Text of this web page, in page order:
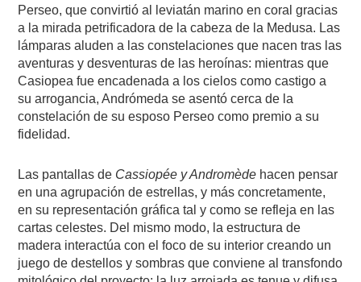
Perseo, que convirtió al leviatán marino en coral gracias
a la mirada petrificadora de la cabeza de la Medusa. Las
lámparas aluden a las constelaciones que nacen tras las
aventuras y desventuras de las heroínas: mientras que
Casiopea fue encadenada a los cielos como castigo a
su arrogancia, Andrómeda se asentó cerca de la
constelación de su esposo Perseo como premio a su
fidelidad.
Las pantallas de Cassiopée y Andromède hacen pensar
en una agrupación de estrellas, y más concretamente,
en su representación gráfica tal y como se refleja en las
cartas celestes. Del mismo modo, la estructura de
madera interactúa con el foco de su interior creando un
juego de destellos y sombras que conviene al transfondo